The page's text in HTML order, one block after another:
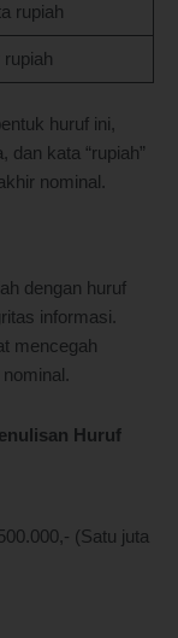
rupiah
rupiah
huruf ini,
dan kata “rupiah”
nominal.
dengan huruf
informasi.
mencegah
Huruf
(Satu juta